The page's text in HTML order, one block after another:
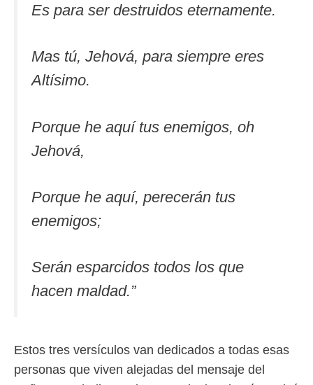
Es para ser destruidos eternamente.
Mas tú, Jehová, para siempre eres
Altísimo.
Porque he aquí tus enemigos, oh
Jehová,
Porque he aquí, perecerán tus
enemigos;
Serán esparcidos todos los que
hacen maldad.”
Estos tres versículos van dedicados a todas esas
personas que viven alejadas del mensaje del